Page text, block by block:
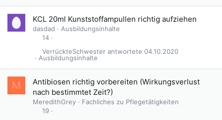
KCL 20ml Kunststoffampullen richtig aufziehen
dasdad
Ausbildungsinhalte
14
Ausbildungsinhalte
04.10.2020
VerrückteSchwester
M
Antibiosen richtig vorbereiten (Wirkungsverlust
nach bestimmtet Zeit?)
MeredithGrey
Fachliches zu Pflegetätigkeiten
19